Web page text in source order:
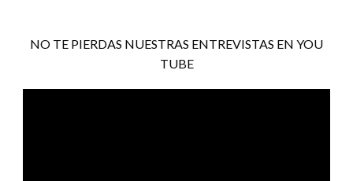
NO TE PIERDAS NUESTRAS ENTREVISTAS EN YOU
TUBE